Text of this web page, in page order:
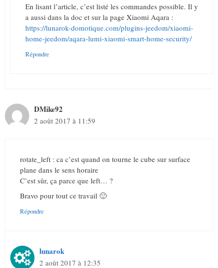
En lisant l’article, c’est listé les commandes possible. Il y
a aussi dans la doc et sur la page Xiaomi Aqara :
https://lunarok-domotique.com/plugins-jeedom/xiaomi-
home-jeedom/aqara-lumi-xiaomi-smart-home-security/
Répondre
DMike92
2 août 2017 à 11:59
rotate_left : ca c’est quand on tourne le cube sur surface
plane dans le sens horaire
C’est sûr, ça parce que left… ?
Bravo pour tout ce travail 🙂
Répondre
lunarok
2 août 2017 à 12:35